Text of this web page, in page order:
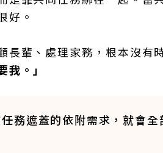
好。
輩、處理家務，根本沒有
。」
務遮蓋的依附需求，就會